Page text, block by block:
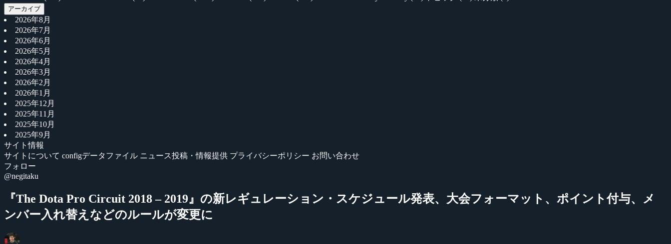
アーカイブ
2026年8月
2026年7月
2026年6月
2026年5月
2026年4月
2026年3月
2026年2月
2026年1月
2025年12月
2025年11月
2025年10月
2025年9月
サイト情報
サイトについて configデータファイル ニュース投稿・情報提供 プライバシーポリシー お問い合わせ
フォロー
@negitaku
『The Dota Pro Circuit 2018 – 2019』の新レギュレーション・スケジュール発表、大会フォーマット、ポイント付与、メ
ンバー入れ替えなどのルールが変更に